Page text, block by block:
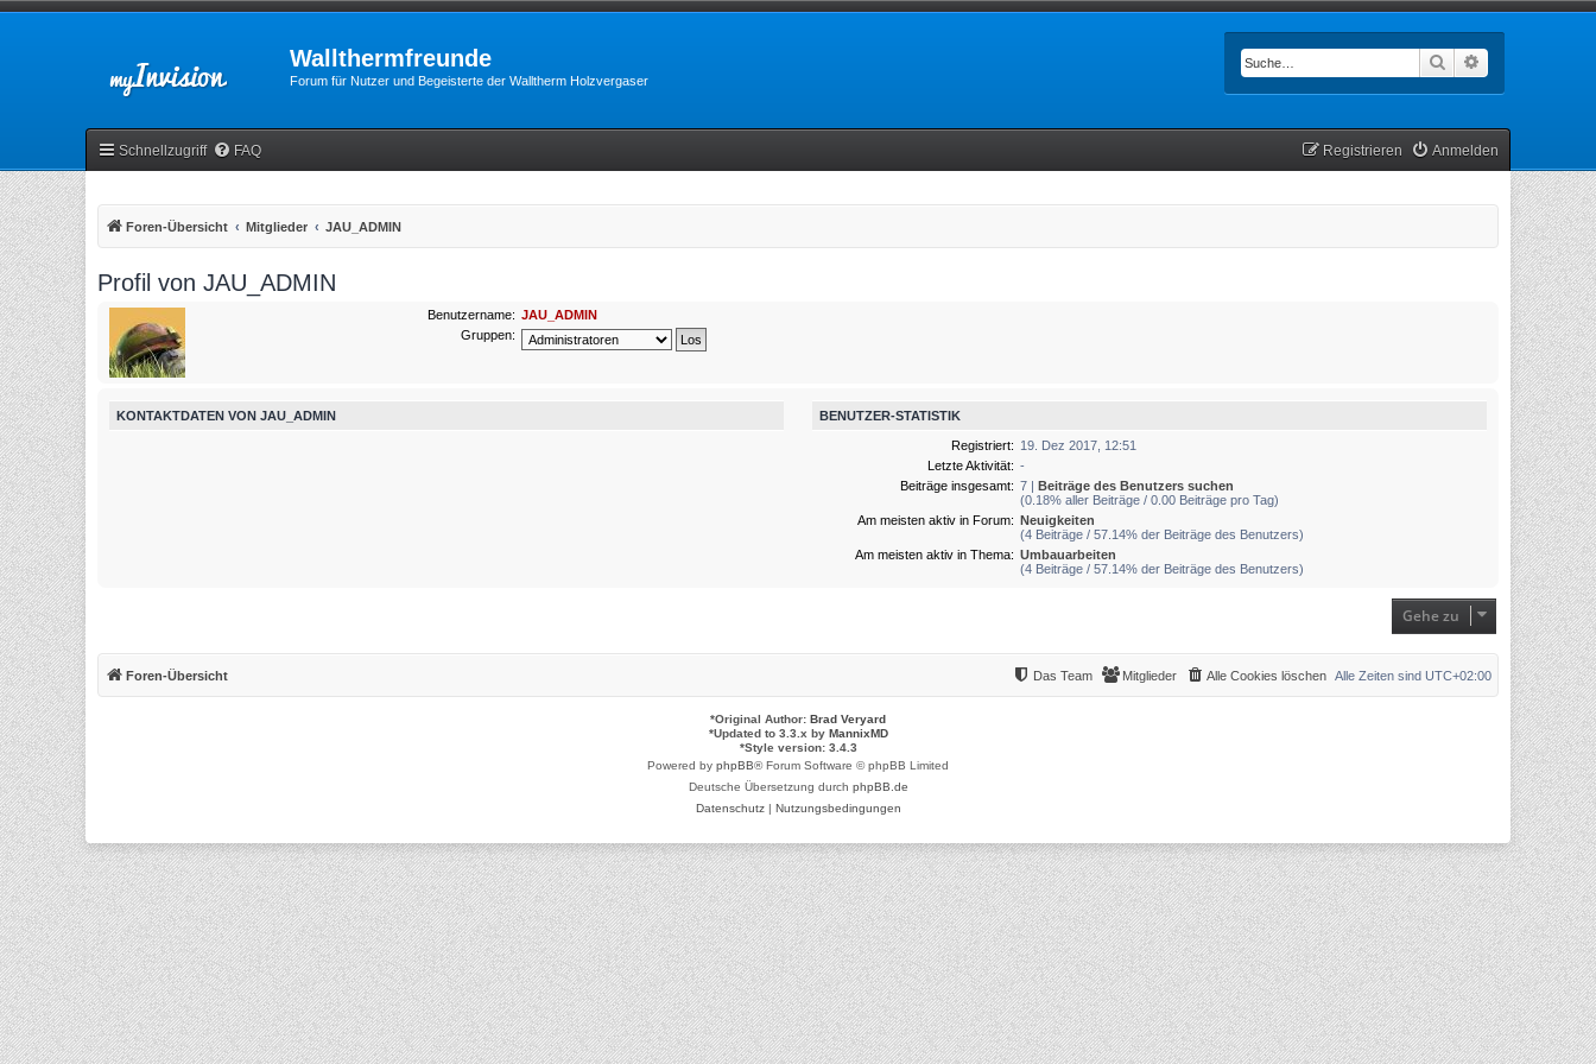
Wallthermfreunde
Forum für Nutzer und Begeisterte der Walltherm Holzvergaser
Suche
Schnellzugriff FAQ Anmelden
Registrieren
Foren-Übersicht Mitglieder JAU_ADMIN
Profil von JAU_ADMIN
Benutzername: JAU_ADMIN
Gruppen:
KONTAKTDATEN VON JAU_ADMIN BENUTZER-STATISTIK
Registriert: 19. Dez 2017, 12:51
Letzte Aktivität: -
Beiträge insgesamt: 7 |Beiträge des Benutzers suchen
(0.18% aller Beiträge / 0.00 Beiträge pro Tag)
Am meisten aktiv in Forum: Neuigkeiten
(4 Beiträge / 57.14% der Beiträge des Benutzers)
Am meisten aktiv in Thema: Umbauarbeiten
(4 Beiträge / 57.14% der Beiträge des Benutzers)
Gehe zu
Foren-Übersicht Alle Zeiten sind UTC+02:00
Alle Cookies löschen
Mitglieder
Das Team
*Original Author: Brad Veryard
*Updated to 3.3.x by MannixMD
*Style version: 3.4.3
Powered by phpBB® Forum Software © phpBB Limited
Deutsche Übersetzung durch phpBB.de
Datenschutz| Nutzungsbedingungen